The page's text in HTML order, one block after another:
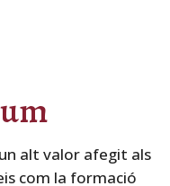
alt valor afegit als
com la formació